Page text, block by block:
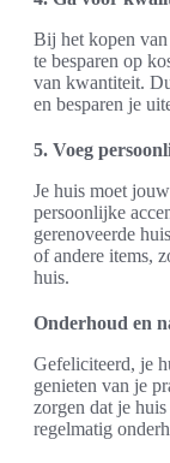
Bij het kopen
te besparen op
van kwantiteit.
en besparen je
5. Voeg
Je huis moet
persoonlijke
gerenoveerde
of andere items,
huis.
Onderhoud en
Gefeliciteerd, je
genieten van je
zorgen dat je
regelmatig